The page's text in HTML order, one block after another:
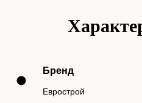
Бренд
Еврострой